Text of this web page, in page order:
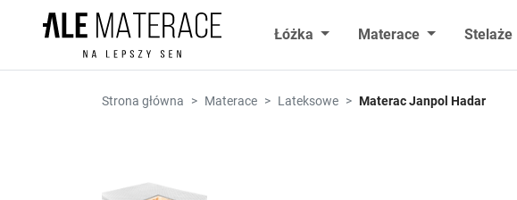
Przejdź do zawartości
Łóżka
Materace Stelaże
Strona główna Materace Lateksowe Materac Janpol Hadar